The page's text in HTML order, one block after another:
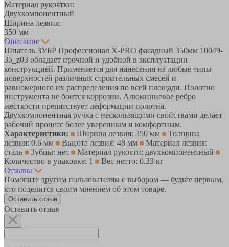
Материал рукоятки:
Двухкомпонентный
Ширина лезвия:
350 мм
Описание
Шпатель ЗУБР Профессионал X-PRO фасадный 350мм 10049-
35_z03 обладает прочной и удобной в эксплуатации
конструкцией. Применяется для нанесения на любые типы
поверхностей различных строительных смесей и
равномерного их распределения по всей площади. Полотно
инструмента не боится коррозии. Алюминиевое ребро
жесткости препятствует деформации полотна.
Двухкомпонентная ручка с нескользящими свойствами делает
рабочий процесс более уверенным и комфортным.
Характеристики:
Ширина лезвия: 350 мм
Толщина
лезвия: 0.6 мм
Высота лезвия: 48 мм
Материал лезвия:
сталь
Зубцы: нет
Материал рукояти: двухкомпонентный
Количество в упаковке: 1
Вес нетто: 0.33 кг
Отзывы
Помогите другим пользователям с выбором — будьте первым,
кто поделится своим мнением об этом товаре.
Оставить отзыв
Оставить отзыв